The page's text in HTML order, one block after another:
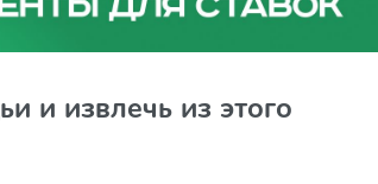
и извлечь из этого